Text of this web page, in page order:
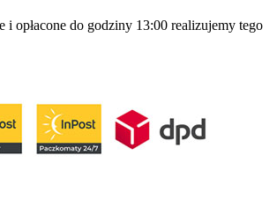
i opłacone do godziny 13:00 realizujemy tego